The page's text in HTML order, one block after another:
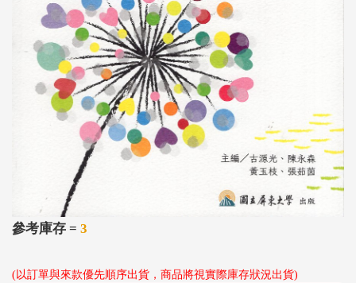
參考庫存 = 3
(以訂單與來款優先順序出貨，商品將視實際庫存狀況出貨)